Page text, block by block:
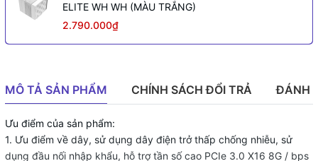
ELITE WH WH (MÀU TRẮNG)
2.790.000₫
MÔ TẢ SẢN PHẨM CHÍNH SÁCH ĐỔI TRẢ ĐÁNH
Ưu điểm của sản phẩm:
1. Ưu điểm về dây, sử dụng dây điện trở thấp chống nhiễu, sử
dụng đầu nối nhập khẩu, hỗ trợ tần số cao PCIe 3.0 X16 8G / bps